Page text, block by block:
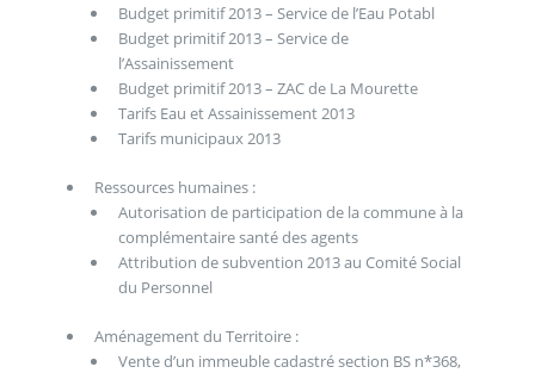
Budget primitif 2013 – Service de l’Eau Potabl
Budget primitif 2013 – Service de
l’Assainissement
Budget primitif 2013 – ZAC de La Mourette
Tarifs Eau et Assainissement 2013
Tarifs municipaux 2013
Ressources humaines :
Autorisation de participation de la commune à la
complémentaire santé des agents
Attribution de subvention 2013 au Comité Social
du Personnel
Aménagement du Territoire :
Vente d’un immeuble cadastré section BS n*368,